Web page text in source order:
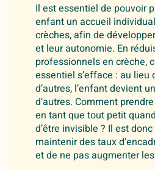
Il est essentiel de pouvoir
enfant un accueil
crèches, afin de
et leur autonomie. En
professionnels en crèche,
essentiel s’efface : au lieu
d’autres, l’enfant devient
d’autres. Comment
en tant que tout petit
d’être invisible ? Il est
maintenir des taux
et de ne pas augmenter